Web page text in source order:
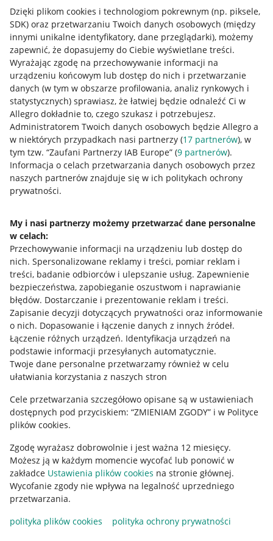
Dzięki plikom cookies i technologiom pokrewnym (np. piksele,
SDK) oraz przetwarzaniu Twoich danych osobowych (między
innymi unikalne identyfikatory, dane przeglądarki), możemy
zapewnić, że dopasujemy do Ciebie wyświetlane treści.
Wyrażając zgodę na przechowywanie informacji na
urządzeniu końcowym lub dostęp do nich i przetwarzanie
danych (w tym w obszarze profilowania, analiz rynkowych i
statystycznych) sprawiasz, że łatwiej będzie odnaleźć Ci w
Allegro dokładnie to, czego szukasz i potrzebujesz.
Administratorem Twoich danych osobowych będzie Allegro a
w niektórych przypadkach nasi partnerzy (17 partnerów), w
tym tzw. “Zaufani Partnerzy IAB Europe” (9 partnerów).
Informacja o celach przetwarzania danych osobowych przez
naszych partnerów znajduje się w ich politykach ochrony
prywatności.
My i nasi partnerzy możemy przetwarzać dane personalne
w celach:
Przechowywanie informacji na urządzeniu lub dostęp do
nich. Spersonalizowane reklamy i treści, pomiar reklam i
treści, badanie odbiorców i ulepszanie usług. Zapewnienie
bezpieczeństwa, zapobieganie oszustwom i naprawianie
błędów. Dostarczanie i prezentowanie reklam i treści.
Zapisanie decyzji dotyczących prywatności oraz informowanie
o nich. Dopasowanie i łączenie danych z innych źródeł.
Łączenie różnych urządzeń. Identyfikacja urządzeń na
podstawie informacji przesyłanych automatycznie.
Twoje dane personalne przetwarzamy również w celu
ułatwiania korzystania z naszych stron
Cele przetwarzania szczegółowo opisane są w ustawieniach
dostępnych pod przyciskiem: “ZMIENIAM ZGODY” i w Polityce
plików cookies.
Zgodę wyrażasz dobrowolnie i jest ważna 12 miesięcy.
Możesz ją w każdym momencie wycofać lub ponowić w
zakładce Ustawienia plików cookies na stronie głównej.
Wycofanie zgody nie wpływa na legalność uprzedniego
przetwarzania.
polityka plików cookies
polityka ochrony prywatności
Przydatne informacje
Jak to działa
Allegro Gadane dla sprzedających
Allegro Gadane dla kupujących
Mapa miejscowości
Informacje prawne
Regulamin
Polityka plików "cookies"
Ustawienia plików "cookies"
Udostępnianie lokalizacji
Informacje dla Aktu o Usługach Cyfrowych
Pobierz aplikację